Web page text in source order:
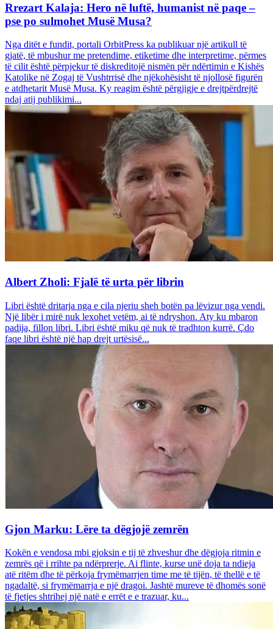
Rrezart Kalaja: Hero në luftë, humanist në paqe –
pse po sulmohet Musë Musa?
Nga ditët e fundit, portali OrbitPress ka publikuar një artikull të
gjatë, të mbushur me pretendime, etiketime dhe interpretime, përmes
të cilit është përpjekur të diskreditojë nismën për ndërtimin e Kishës
Katolike në Zogaj të Vushtrrisë dhe njëkohësisht të njollosë figurën
e atdhetarit Musë Musa. Ky reagim është përgjigje e drejtpërdrejtë
ndaj atij publikimi...
Albert Zholi: Fjalë të urta për librin
Libri është dritarja nga e cila njeriu sheh botën pa lëvizur nga vendi.
Një libër i mirë nuk lexohet vetëm, ai të ndryshon. Aty ku mbaron
padija, fillon libri. Libri është miku që nuk të tradhton kurrë. Çdo
faqe libri është një hap drejt urtësisë...
Gjon Marku: Lëre ta dëgjojë zemrën
Kokën e vendosa mbi gjoksin e tij të zhveshur dhe dëgjoja ritmin e
zemrës që i rrihte pa ndërprerje. Ai flinte, kurse unë doja ta ndieja
atë ritëm dhe të përkoja frymëmarrjen time me të tijën, të thellë e të
ngadaltë, si frymëmarrja e një dragoi. Jashtë mureve të dhomës sonë
të fjetjes shtrihej një natë e errët e e trazuar, ku...